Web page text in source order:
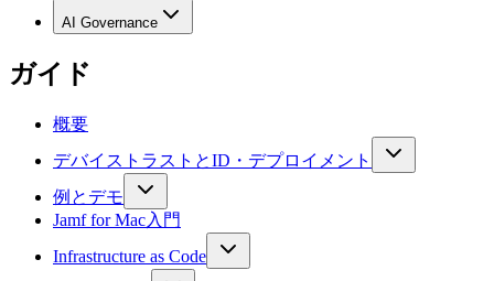
AI Governance
ガイド
概要
デバイストラストとID・デプロイメント
例とデモ
Jamf for Mac入門
Infrastructure as Code